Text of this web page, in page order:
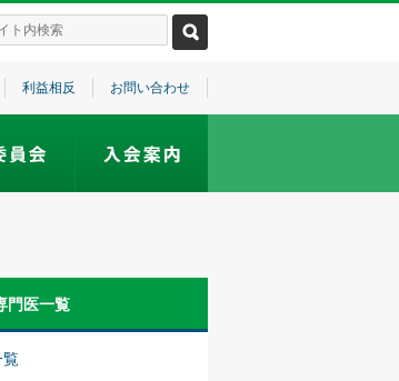
利益相反 お問い合わせ
門医一覧
覧